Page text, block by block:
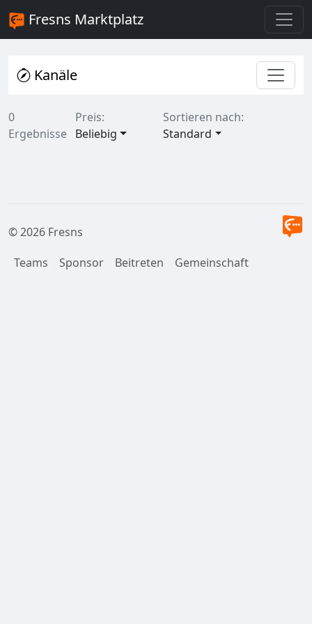
Fresns Marktplatz
Kanäle
0
Ergebnisse
Preis:
Beliebig
Sortieren nach:
Standard
© 2026 Fresns
Teams
Sponsor Beitreten Gemeinschaft